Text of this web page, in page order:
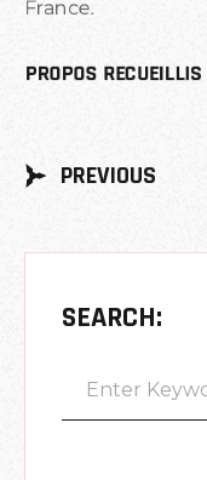
France.
PROPOS
PREVIOUS
SEARCH: